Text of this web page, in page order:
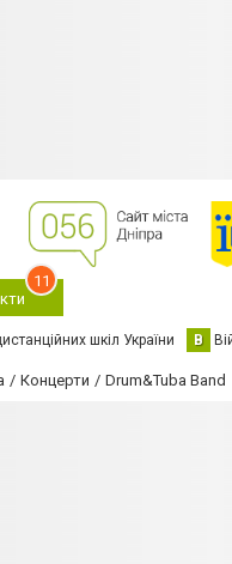
11
шкіл України В
Концерти Drum&Tuba Band